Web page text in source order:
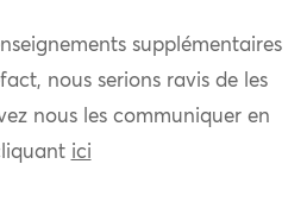
supplémentaires
nous serions ravis de les
nous les communiquer en
ici